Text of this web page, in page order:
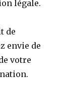
légale.
de
envie de
votre